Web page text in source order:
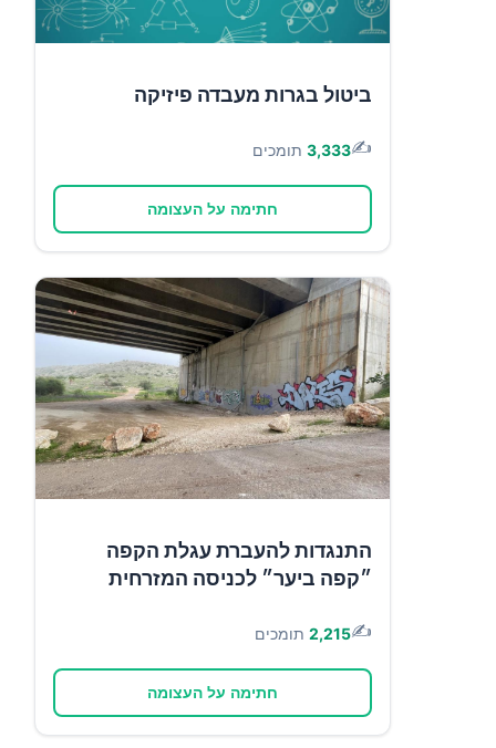
ביטול בגרות מעבדה פיזיקה
✍️
3,333 תומכים
חתימה על העצומה
התנגדות להעברת עגלת הקפה
״קפה ביער״ לכניסה המזרחית
✍️
2,215 תומכים
חתימה על העצומה